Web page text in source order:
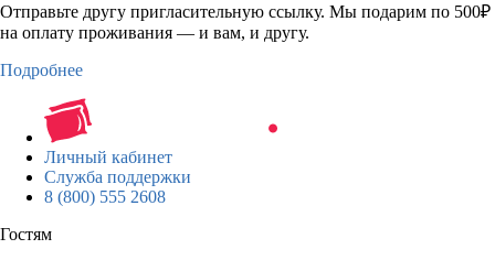
Отправьте другу пригласительную ссылку. Мы подарим по 500₽
на оплату проживания — и вам, и другу.
Подробнее
Личный кабинет
Служба поддержки
8 (800) 555 2608
Гостям